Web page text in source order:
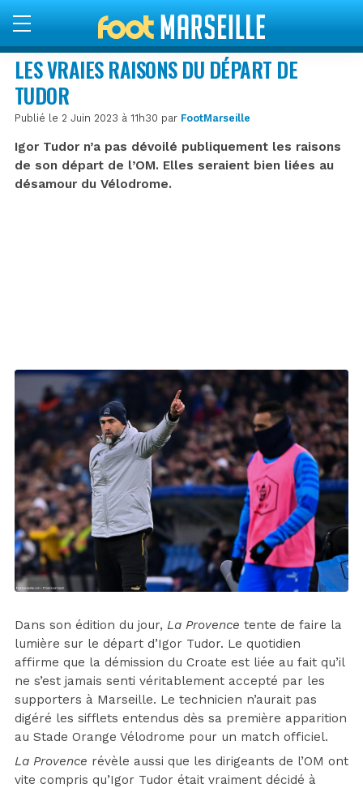
LES VRAIES RAISONS DU DÉPART DE
TUDOR
Publié le 2 Juin 2023 à 11h30 par FootMarseille
Igor Tudor n’a pas dévoilé publiquement les raisons
de son départ de l’OM. Elles seraient bien liées au
désamour du Vélodrome.
Dans son édition du jour, La Provence tente de faire la
lumière sur le départ d’Igor Tudor. Le quotidien
affirme que la démission du Croate est liée au fait qu’il
ne s’est jamais senti véritablement accepté par les
supporters à Marseille. Le technicien n’aurait pas
digéré les sifflets entendus dès sa première apparition
au Stade Orange Vélodrome pour un match officiel.
La Provence révèle aussi que les dirigeants de l’OM ont
vite compris qu’Igor Tudor était vraiment décidé à